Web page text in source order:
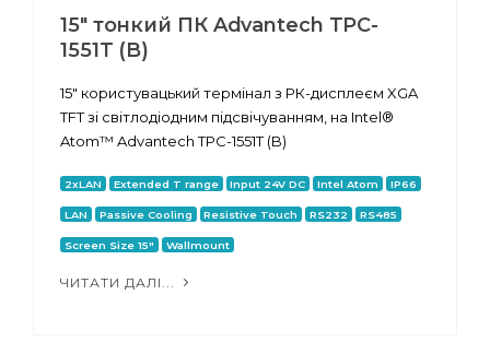
15" тонкий ПК Advantech TPC-
1551T (B)
15" користувацький термінал з РК-дисплеєм XGA
TFT зі світлодіодним підсвічуванням, на Intel®
Atom™ Advantech TPC-1551T (B)
2xLAN Extended T range Input 24V DC Intel Atom IP66
LAN Passive Cooling Resistive Touch RS232 RS485
Screen Size 15" Wallmount
ЧИТАТИ ДАЛІ...